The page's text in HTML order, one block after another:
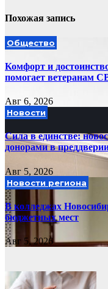
Похожая запись
Общество
Комфорт и
помогает ветеранам
Авг 6, 2026
Новости
Сила в единстве:
донорами в
Авг 5, 2026
Новости региона
В колледжах
бюджетных мест
Авг 5, 2026